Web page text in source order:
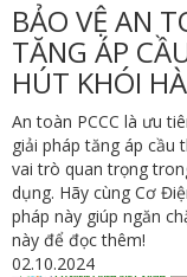
BẢO VỆ AN
TĂNG ÁP
HÚT KHÓI
An toàn PCCC là ưu
giải pháp tăng áp cầu
vai trò quan trọng
dụng. Hãy cùng Cơ
pháp này giúp ngăn
này để đọc thêm!
02.10.2024